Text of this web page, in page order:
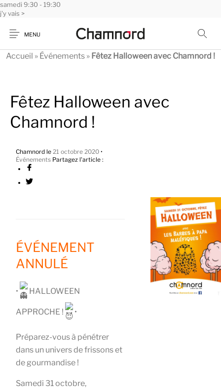
samedi 9:30 - 19:30
j'y vais >
MENU
Accueil » Événements » Fêtez Halloween avec Chamnord !
Fêtez Halloween avec
Chamnord !
Chamnord le 21 octobre 2020 •
Événements Partagez l'article :
ÉVÉNEMENT
ANNULÉ
• HALLOWEEN
APPROCHE ! •
Préparez-vous à pénétrer
dans un univers de frissons et
de gourmandise !
Samedi 31 octobre,
Panneau de gestion des cookies